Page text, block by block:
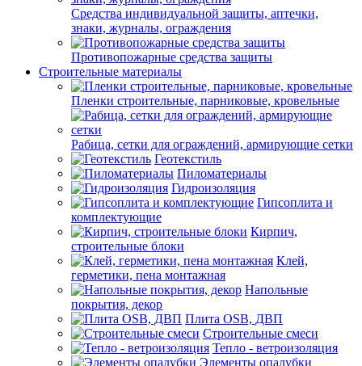
Средства индивидуальной защиты, аптечки,
знаки, журналы, ограждения
Противопожарные средства защиты
Строительные материалы
Пленки строительные, парниковые, кровельные
Рабица, сетки для ограждений, армирующие сетки
Геотекстиль
Пиломатериалы
Гидроизоляция
Гипсоплита и
комплектующие
Кирпич,
строительные блоки
Клей,
герметики, пена монтажная
Напольные
покрытия, декор
Плита OSB, ДВП
Строительные смеси
Тепло - ветроизоляция
Элементы опалубки